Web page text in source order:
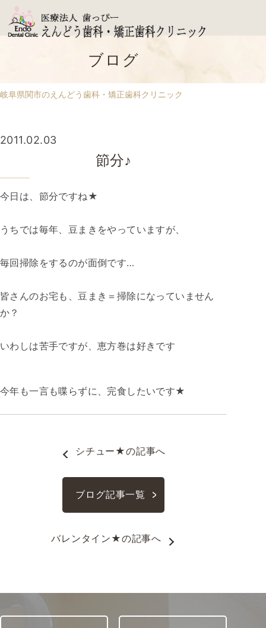
ブログ
岐阜県関市のえんどう歯科・矯正歯科クリニック
節分♪
2011.02.03
今日は、節分ですね★
うちでは毎年、豆まきをやっていますが、
毎回掃除をするのが面倒です…
皆さんのお宅も、豆まき＝掃除になっていません
か？
いわしは苦手ですが、恵方巻は好きです
今年も一言も喋らずに、完食したいです★
シチュー★の記事へ
ブログ記事一覧
バレンタイン★の記事へ